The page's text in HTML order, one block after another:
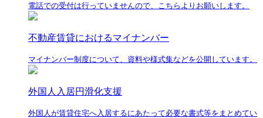
電話での受付は行っていませんので、こちらよりお願いします。
不動産賃貸におけるマイナンバー
マイナンバー制度について、資料や様式集などを公開しています。
外国人入居円滑化支援
外国人が賃貸住宅へ入居するにあたって必要な書式等をまとめてい